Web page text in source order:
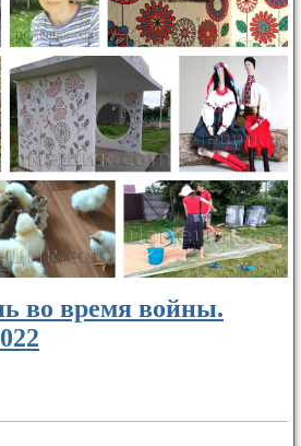
во время войны.